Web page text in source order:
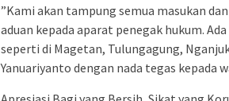
​”Kami akan tampung semua masukan
aduan kepada aparat penegak hukum.
seperti di Magetan, Tulungagung,
Yanuariyanto dengan nada tegas kepada